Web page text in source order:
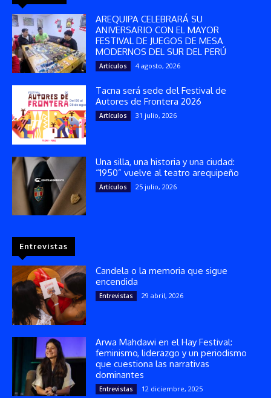
AREQUIPA CELEBRARÁ SU
ANIVERSARIO CON EL MAYOR
FESTIVAL DE JUEGOS DE MESA
MODERNOS DEL SUR DEL PERÚ
Artículos 4 agosto, 2026
Tacna será sede del Festival de
Autores de Frontera 2026
Artículos 31 julio, 2026
Una silla, una historia y una ciudad:
“1950” vuelve al teatro arequipeño
Artículos 25 julio, 2026
Entrevistas
Candela o la memoria que sigue
encendida
Entrevistas 29 abril, 2026
Arwa Mahdawi en el Hay Festival:
feminismo, liderazgo y un periodismo
que cuestiona las narrativas
dominantes
Entrevistas 12 diciembre, 2025